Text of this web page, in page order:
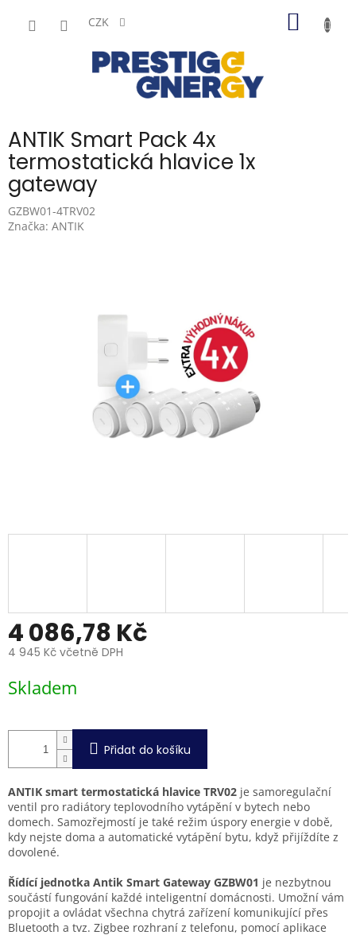
CZK
ANTIK Smart Pack 4x
termostatická hlavice 1x
gateway
GZBW01-4TRV02
Značka: ANTIK
4 086,78 Kč
4 945 Kč včetně DPH
cena:
Skladem
Přidat do košíku
ANTIK smart termostatická hlavice TRV02 je samoregulační
ventil pro radiátory teplovodního vytápění v bytech nebo
domech. Samozřejmostí je také režim úspory energie v době,
kdy nejste doma a automatické vytápění bytu, když přijíždíte z
dovolené.
Řídící jednotka Antik Smart Gateway GZBW01 je nezbytnou
součástí fungování každé inteligentní domácnosti. Umožní vám
propojit a ovládat všechna chytrá zařízení komunikující přes
Bluetooth a tvz. Zigbee rozhraní z telefonu, pomocí aplikace